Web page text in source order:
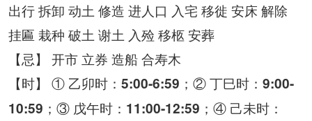
出行 拆卸 动土 修造 进人口 入宅 移徙 安床 解除
挂匾 栽种 破土 谢土 入殓 移柩 安葬
【忌】 开市 立券 造船 合寿木
【时】 ① 乙卯时： 5:00-6:59 ；② 丁巳时： 9:00-
10:59 ；③ 戊午时： 11:00-12:59 ；④ 己未时：